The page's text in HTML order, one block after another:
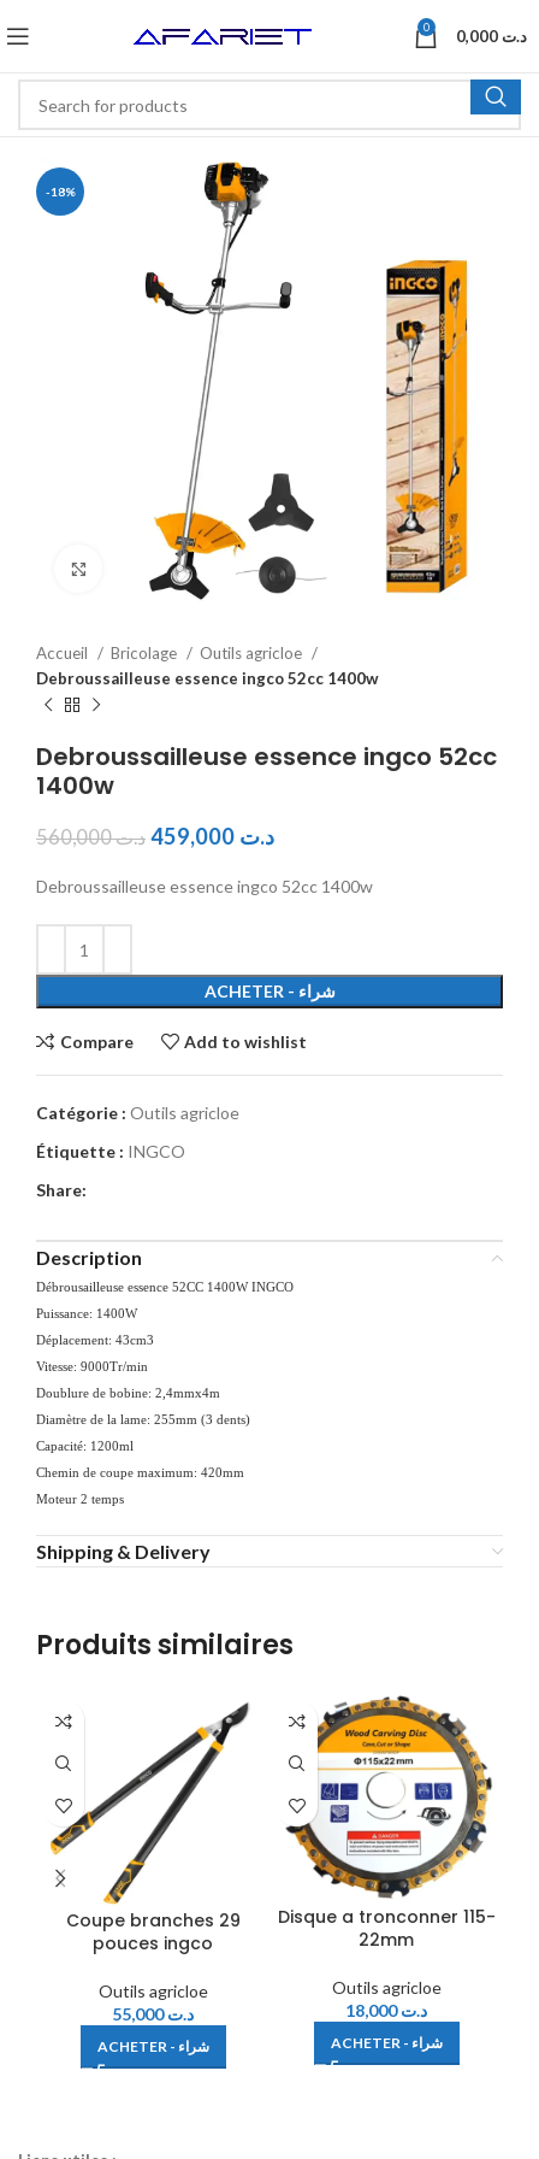
0 د.ت
-18%
Click to enlarge
Accueil Bricolage
Outils agricloe
Debroussailleuse essence ingco 52cc 1400w
Debroussailleuse essence ingco 52cc
1400w
د.ت560,000 د.ت
Debroussailleuse essence ingco 52cc 1400w
ACHETER - شراء
Compare Add to wishlist
Catégorie : Outils agricloe
Étiquette : INGCO
Share:
Description
Débrousailleuse essence 52CC 1400W INGCO
Puissance: 1400W
Déplacement: 43cm3
Vitesse: 9000Tr/min
Doublure de bobine: 2,4mmx4m
Diamètre de la lame: 255mm (3 dents)
Capacité: 1200ml
Chemin de coupe maximum: 420mm
Moteur 2 temps
Shipping & Delivery
Produits similaires
Coupe branches 29
pouces ingco
Outils agricloe
د.ت55,000
ACHETER - شراء
Disque a tronconner 115-
22mm
Outils agricloe
د.ت18,000
ACHETER - شراء